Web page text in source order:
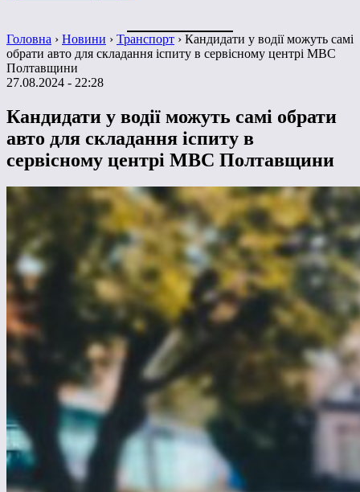
Головна › Новини › Транспорт › Кандидати у водії можуть самі
обрати авто для складання іспиту в сервісному центрі МВС
Полтавщини
27.08.2024 - 22:28
Кандидати у водії можуть самі обрати
авто для складання іспиту в
сервісному центрі МВС Полтавщини